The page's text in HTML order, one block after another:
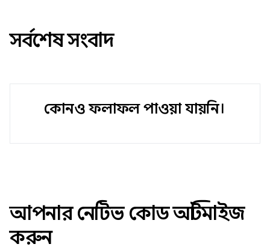
সর্বশেষ সংবাদ
কোনও ফলাফল পাওয়া যায়নি।
আপনার নেটিভ কোড অপ্টিমাইজ
করুন